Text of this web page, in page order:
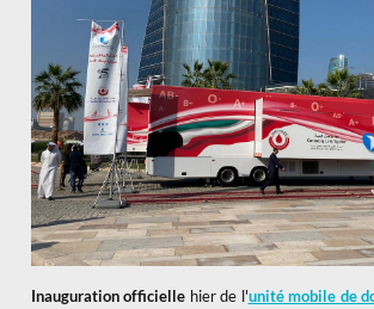
Inauguration officielle hier de l'unité mobile de